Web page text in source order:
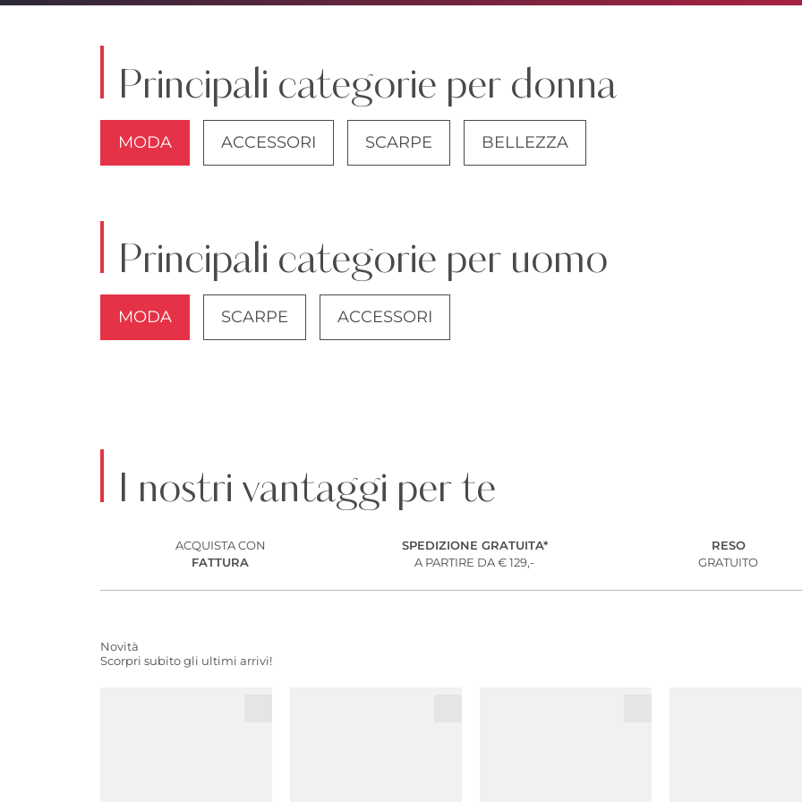
Principali categorie per donna
MODA ACCESSORI SCARPE BELLEZZA
Principali categorie per uomo
MODA SCARPE ACCESSORI
I nostri vantaggi per te
ACQUISTA CON
FATTURA
SPEDIZIONE GRATUITA*
A PARTIRE DA € 129,-
RESO
GRATUITO
Novità
Scorpri subito gli ultimi arrivi!